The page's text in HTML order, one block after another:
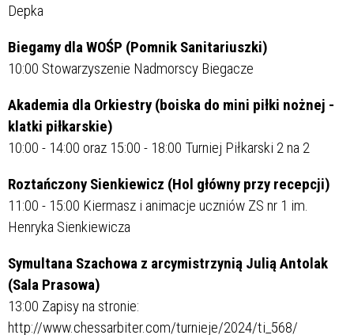
Depka
Biegamy dla WOŚP (Pomnik Sanitariuszki)
10:00 Stowarzyszenie Nadmorscy Biegacze
Akademia dla Orkiestry (boiska do mini piłki nożnej -
klatki piłkarskie)
10:00 - 14:00 oraz 15:00 - 18:00 Turniej Piłkarski 2 na 2
Roztańczony Sienkiewicz (Hol główny przy recepcji)
11:00 - 15:00 Kiermasz i animacje uczniów ZS nr 1 im.
Henryka Sienkiewicza
Symultana Szachowa z arcymistrzynią Julią Antolak
(Sala Prasowa)
13:00 Zapisy na stronie:
http://www.chessarbiter.com/turnieje/2024/ti_568/